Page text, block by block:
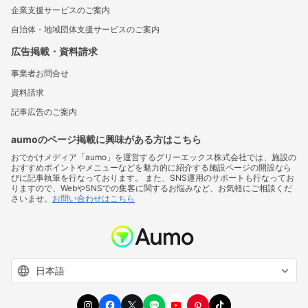
企業支援サービスのご案内
自治体・地域団体支援サービスのご案内
広告掲載・資料請求
事業者お問合せ
資料請求
記事広告のご案内
aumoのページ掲載に興味がある方はこちら
おでかけメディア「aumo」を運営するグリーエックス株式会社では、施設の
おすすめポイントやメニューなどを魅力的に紹介する施設ページの開設なら
びに記事執筆を行なっております。 また、SNS運用のサポートも行なってお
りますので、WebやSNSでの集客に関するお悩みなど、お気軽にご相談くだ
さいませ。 お問い合わせはこちら